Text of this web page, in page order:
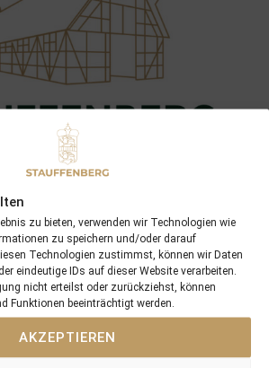
zu bieten, verwenden wir Technologien wie
zu speichern und/oder darauf
Technologien zustimmst, können wir Daten
eindeutige IDs auf dieser Website verarbeiten.
nicht erteilst oder zurückziehst, können
Funktionen beeinträchtigt werden.
AKZEPTIEREN